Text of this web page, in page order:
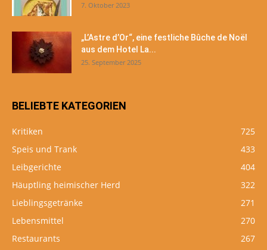
7. Oktober 2023
„L’Astre d’Or“, eine festliche Bûche de Noël
aus dem Hotel La...
25. September 2025
BELIEBTE KATEGORIEN
Kritiken
725
Speis und Trank
433
Leibgerichte
404
Häuptling heimischer Herd
322
Lieblingsgetränke
271
Lebensmittel
270
Restaurants
267